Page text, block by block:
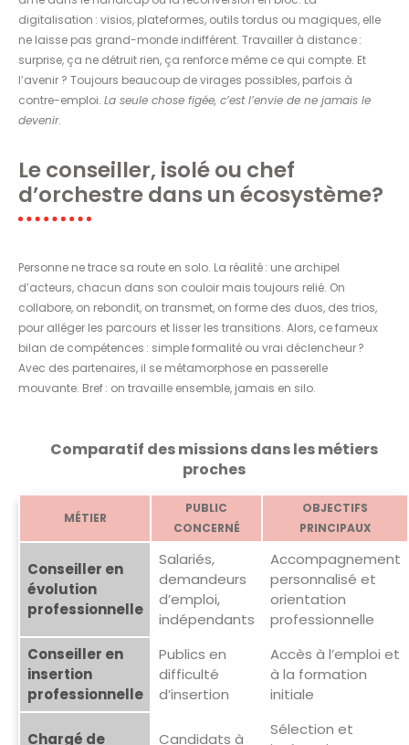
digitalisation : visios, plateformes, outils tordus ou magiques, elle
ne laisse pas grand-monde indifférent. Travailler à distance :
surprise, ça ne détruit rien, ça renforce même ce qui compte. Et
l’avenir ? Toujours beaucoup de virages possibles, parfois à
contre-emploi. La seule chose figée, c’est l’envie de ne jamais le
devenir.
Le conseiller, isolé ou chef
d’orchestre dans un écosystème?
Personne ne trace sa route en solo. La réalité : une archipel
d’acteurs, chacun dans son couloir mais toujours relié. On
collabore, on rebondit, on transmet, on forme des duos, des trios,
pour alléger les parcours et lisser les transitions. Alors, ce fameux
bilan de compétences : simple formalité ou vrai déclencheur ?
Avec des partenaires, il se métamorphose en passerelle
mouvante. Bref : on travaille ensemble, jamais en silo.
Comparatif des missions dans les métiers
proches
MÉTIER
PUBLIC
CONCERNÉ
OBJECTIFS
PRINCIPAUX
Conseiller en
évolution
professionnelle
Salariés,
demandeurs
d’emploi,
indépendants
Accompagnement
personnalisé et
orientation
professionnelle
Conseiller en
insertion
professionnelle
Publics en
difficulté
d’insertion
Accès à l’emploi et
à la formation
initiale
Chargé de
Candidats à
Sélection et